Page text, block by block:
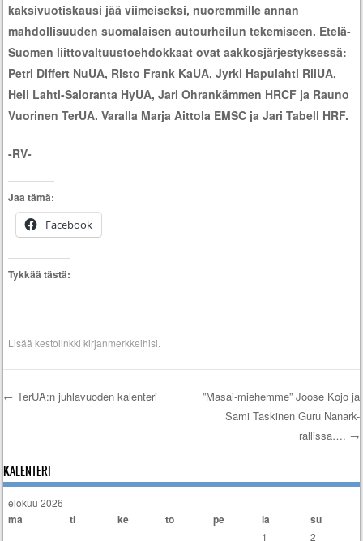
kaksivuotiskausi jää viimeiseksi, nuoremmille annan
mahdollisuuden suomalaisen autourheilun tekemiseen. Etelä-
Suomen liittovaltuustoehdokkaat ovat aakkosjärjestyksessä:
Petri Differt NuUA, Risto Frank KaUA, Jyrki Hapulahti RiiUA,
Heli Lahti-Saloranta HyUA, Jari Ohrankämmen HRCF ja Rauno
Vuorinen TerUA. Varalla Marja Aittola EMSC ja Jari Tabell HRF.
-RV-
Jaa tämä:
Facebook
Tykkää tästä:
Lisääkestolinkki kirjanmerkkeihisi.
← TerUA:n juhlavuoden kalenteri
”Masai-miehemme” Joose Kojo ja
Sami Taskinen Guru Nanark-
rallissa…. →
KALENTERI
elokuu 2026
ma ti ke to pe la su
1
2